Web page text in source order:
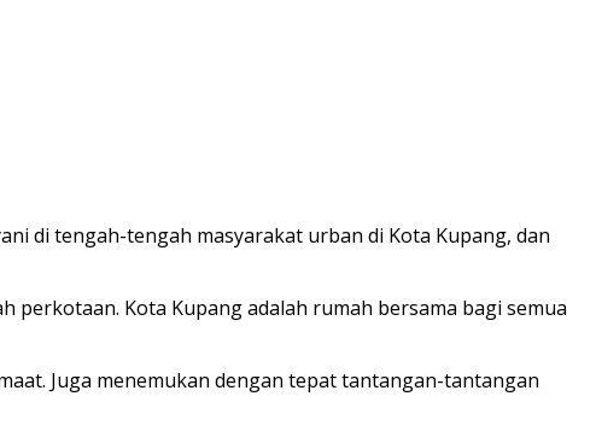
di tengah-tengah masyarakat urban di Kota Kupang, dan
perkotaan. Kota Kupang adalah rumah bersama bagi semua
Juga menemukan dengan tepat tantangan-tantangan